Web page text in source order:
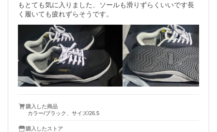
もとても気に入りました、ソールも滑りずらくいいです長
く履いても疲れずらそうです。
購入した商品
カラー/ブラック、サイズ/26.5
購入したストア